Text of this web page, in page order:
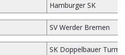
Hamburger SK
SV Werder Bremen
SK Doppelbauer Turm